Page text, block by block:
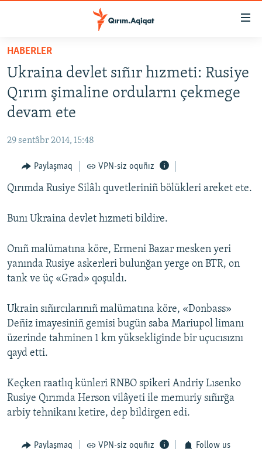
Esas
qaytmaq
Baş
navigatsiyağa
qaytmaq
Qıdıruvğa
HABERLER
İQTİSADİYAT
MEDENİYET
İNSAN AQLARI
VİDEO
SÜRET
FİKİR
Русский
Українською
QOŞULIÑIZ!
RFE/RS bütün saytları
HABERLER
Ukraina devlet sıñır hızmeti: Rusiye
Qırım şimaline ordularnı çekmege
devam ete
29 sentâbr 2014, 15:48
Paylaşmaq VPN-siz oquñız
Qırımda Rusiye Silâlı quvetleriniñ bölükleri areket ete.
Bunı Ukraina devlet hızmeti bildire.
Onıñ malümatına köre, Ermeni Bazar mesken yeri
yanında Rusiye askerleri bulunğan yerge on BTR, on
tank ve üç «Grad» qoşuldı.
Ukrain sıñırcılarınıñ malümatına köre, «Donbass»
Deñiz imayesiniñ gemisi bugün saba Mariupol limanı
üzerinde tahminen 1 km yüksekliginde bir uçucısıznı
qayd etti.
Keçken raatlıq künleri RNBO spikeri Andriy Lısenko
Rusiye Qırımda Herson vilâyeti ile memuriy sıñırğa
arbiy tehnikanı ketire, dep bildirgen edi.
Paylaşmaq VPN-siz oquñız Follow us